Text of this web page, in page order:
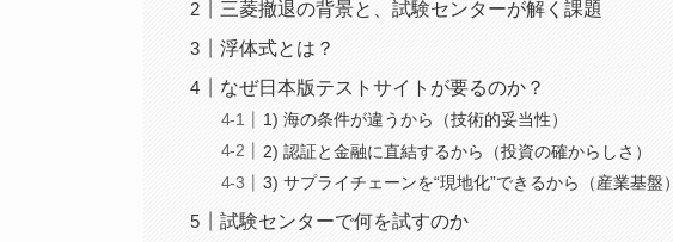
三菱撤退の背景と、試験センターが解く課題
浮体式とは？
なぜ日本版テストサイトが要るのか？
1) 海の条件が違うから（技術的妥当性）
2) 認証と金融に直結するから（投資の確からしさ）
3) サプライチェーンを“現地化”できるから（産業基盤）
試験センターで何を試すのか